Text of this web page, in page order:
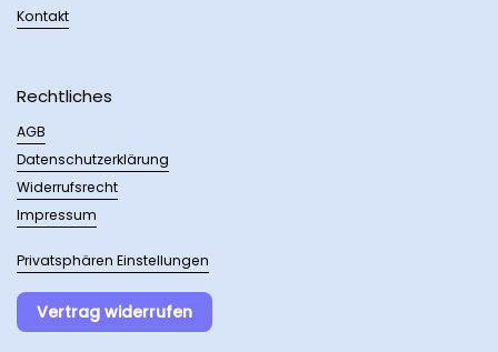
Kontakt
Rechtliches
AGB
Datenschutzerklärung
Widerrufsrecht
Impressum
Privatsphären Einstellungen
Vertrag widerrufen